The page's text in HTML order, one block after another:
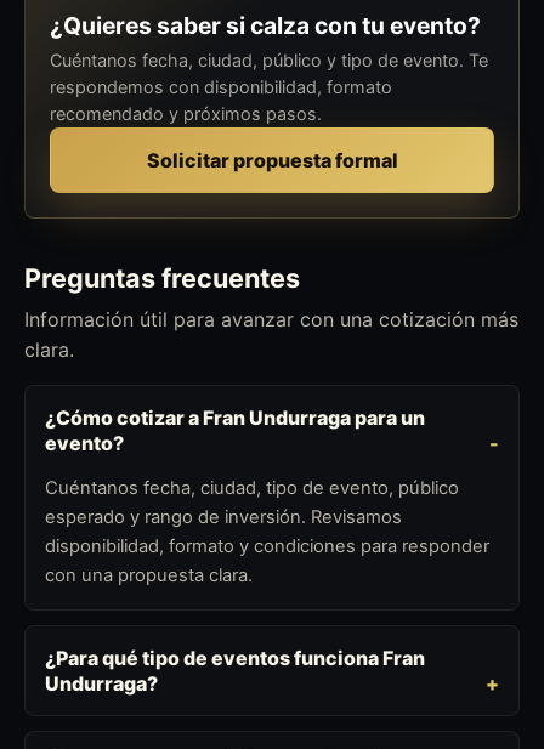
¿Quieres saber si calza con tu evento?
Cuéntanos fecha, ciudad, público y tipo de evento. Te
respondemos con disponibilidad, formato
recomendado y próximos pasos.
Solicitar propuesta formal
Preguntas frecuentes
Información útil para avanzar con una cotización más
clara.
¿Cómo cotizar a Fran Undurraga para un
evento?
Cuéntanos fecha, ciudad, tipo de evento, público
esperado y rango de inversión. Revisamos
disponibilidad, formato y condiciones para responder
con una propuesta clara.
¿Para qué tipo de eventos funciona Fran
Undurraga?